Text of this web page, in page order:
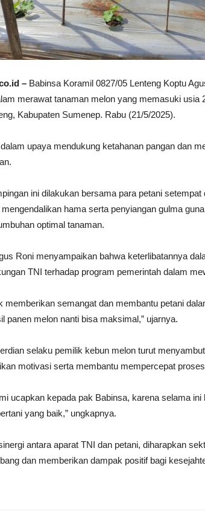
– Babinsa Koramil 0827/05 Lenteng Koptu
merawat tanaman melon yang memasuki usia
Kabupaten Sumenep. Rabu (21/5/2025).
upaya mendukung ketahanan pangan dan
ini dilakukan bersama para petani
hama serta penyiangan gulma
optimal tanaman.
Roni menyampaikan bahwa keterlibatannya
TNI terhadap program pemerintah dalam
memberikan semangat dan membantu petani
panen melon nanti bisa maksimal,” ujarnya.
selaku pemilik kebun melon turut
motivasi serta membantu mempercepat
ucapkan kepada pak Babinsa, karena selama
yang baik,” ungkapnya.
antara aparat TNI dan petani, diharapkan
dan memberikan dampak positif bagi